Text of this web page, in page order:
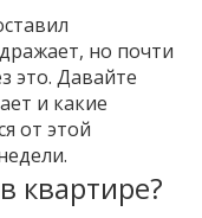
но почти
это. Давайте
и какие
от этой
квартире?